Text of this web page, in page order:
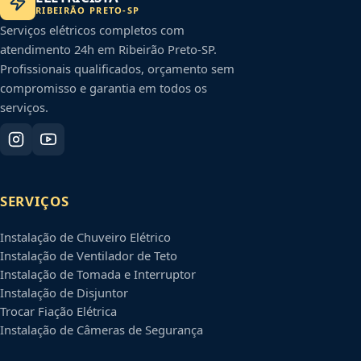
RIBEIRÃO PRETO-SP
Serviços elétricos completos com
atendimento 24h em Ribeirão Preto-SP.
Profissionais qualificados, orçamento sem
compromisso e garantia em todos os
serviços.
SERVIÇOS
Instalação de Chuveiro Elétrico
Instalação de Ventilador de Teto
Instalação de Tomada e Interruptor
Instalação de Disjuntor
Trocar Fiação Elétrica
Instalação de Câmeras de Segurança